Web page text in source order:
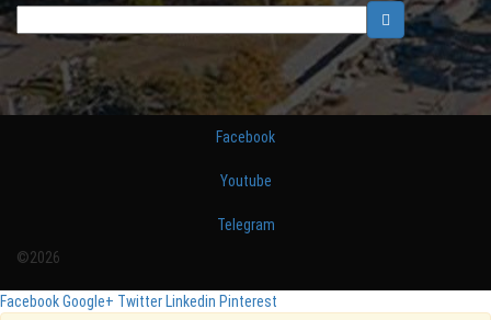
Facebook
Youtube
Telegram
©2026
FacebookGoogle+ Twitter Linkedin Pinterest